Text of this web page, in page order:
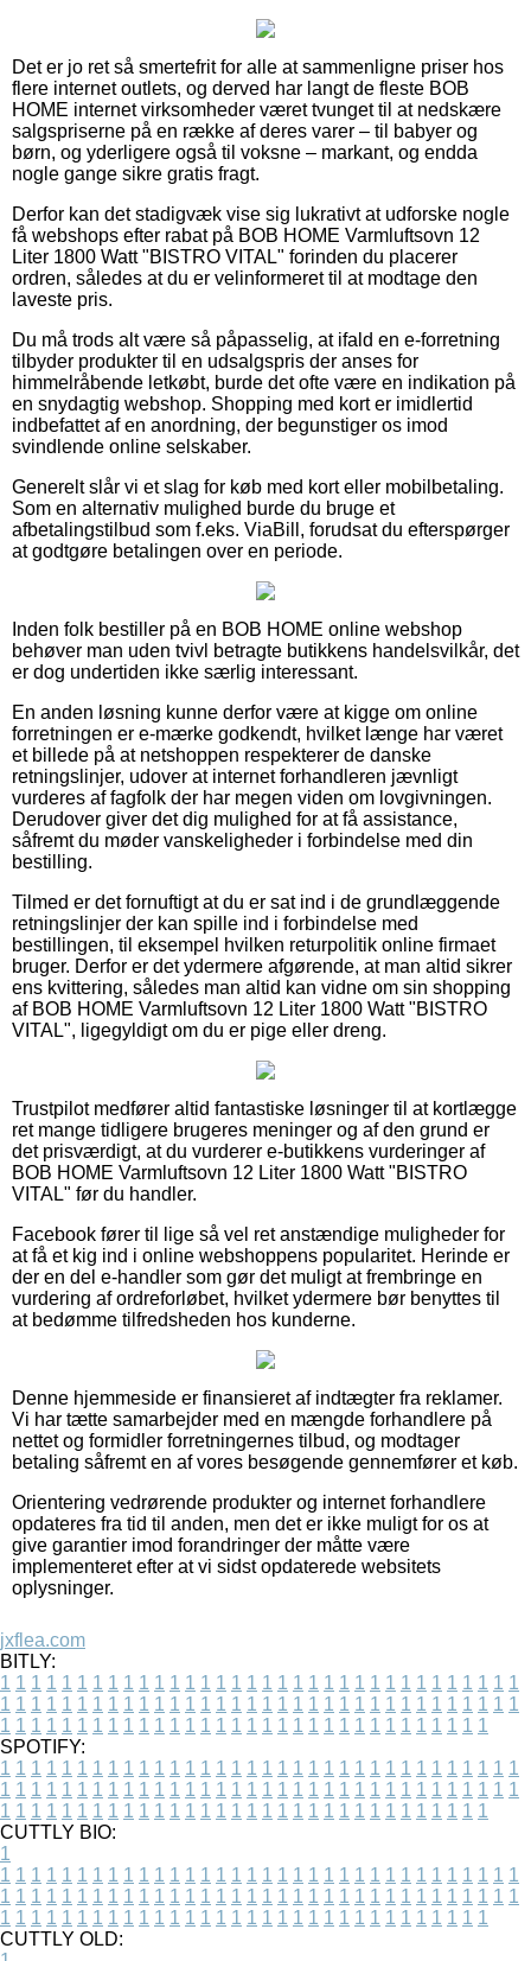
Det er jo ret så smertefrit for alle at sammenligne priser hos
flere internet outlets, og derved har langt de fleste BOB
HOME internet virksomheder været tvunget til at nedskære
salgspriserne på en række af deres varer – til babyer og
børn, og yderligere også til voksne – markant, og endda
nogle gange sikre gratis fragt.
Derfor kan det stadigvæk vise sig lukrativt at udforske nogle
få webshops efter rabat på BOB HOME Varmluftsovn 12
Liter 1800 Watt "BISTRO VITAL" forinden du placerer
ordren, således at du er velinformeret til at modtage den
laveste pris.
Du må trods alt være så påpasselig, at ifald en e-forretning
tilbyder produkter til en udsalgspris der anses for
himmelråbende letkøbt, burde det ofte være en indikation på
en snydagtig webshop. Shopping med kort er imidlertid
indbefattet af en anordning, der begunstiger os imod
svindlende online selskaber.
Generelt slår vi et slag for køb med kort eller mobilbetaling.
Som en alternativ mulighed burde du bruge et
afbetalingstilbud som f.eks. ViaBill, forudsat du efterspørger
at godtgøre betalingen over en periode.
Inden folk bestiller på en BOB HOME online webshop
behøver man uden tvivl betragte butikkens handelsvilkår, det
er dog undertiden ikke særlig interessant.
En anden løsning kunne derfor være at kigge om online
forretningen er e-mærke godkendt, hvilket længe har været
et billede på at netshoppen respekterer de danske
retningslinjer, udover at internet forhandleren jævnligt
vurderes af fagfolk der har megen viden om lovgivningen.
Derudover giver det dig mulighed for at få assistance,
såfremt du møder vanskeligheder i forbindelse med din
bestilling.
Tilmed er det fornuftigt at du er sat ind i de grundlæggende
retningslinjer der kan spille ind i forbindelse med
bestillingen, til eksempel hvilken returpolitik online firmaet
bruger. Derfor er det ydermere afgørende, at man altid sikrer
ens kvittering, således man altid kan vidne om sin shopping
af BOB HOME Varmluftsovn 12 Liter 1800 Watt "BISTRO
VITAL", ligegyldigt om du er pige eller dreng.
Trustpilot medfører altid fantastiske løsninger til at kortlægge
ret mange tidligere brugeres meninger og af den grund er
det prisværdigt, at du vurderer e-butikkens vurderinger af
BOB HOME Varmluftsovn 12 Liter 1800 Watt "BISTRO
VITAL" før du handler.
Facebook fører til lige så vel ret anstændige muligheder for
at få et kig ind i online webshoppens popularitet. Herinde er
der en del e-handler som gør det muligt at frembringe en
vurdering af ordreforløbet, hvilket ydermere bør benyttes til
at bedømme tilfredsheden hos kunderne.
Denne hjemmeside er finansieret af indtægter fra reklamer.
Vi har tætte samarbejder med en mængde forhandlere på
nettet og formidler forretningernes tilbud, og modtager
betaling såfremt en af vores besøgende gennemfører et køb.
Orientering vedrørende produkter og internet forhandlere
opdateres fra tid til anden, men det er ikke muligt for os at
give garantier imod forandringer der måtte være
implementeret efter at vi sidst opdaterede websitets
oplysninger.
jxflea.com
BITLY:
1 1 1 1 1 1 1 1 1 1 1 1 1 1 1 1 1 1 1 1 1 1 1 1 1 1 1 1 1 1 1 1 1 1
1 1 1 1 1 1 1 1 1 1 1 1 1 1 1 1 1 1 1 1 1 1 1 1 1 1 1 1 1 1 1 1 1 1
1 1 1 1 1 1 1 1 1 1 1 1 1 1 1 1 1 1 1 1 1 1 1 1 1 1 1 1 1 1 1 1
SPOTIFY:
1 1 1 1 1 1 1 1 1 1 1 1 1 1 1 1 1 1 1 1 1 1 1 1 1 1 1 1 1 1 1 1 1 1
1 1 1 1 1 1 1 1 1 1 1 1 1 1 1 1 1 1 1 1 1 1 1 1 1 1 1 1 1 1 1 1 1 1
1 1 1 1 1 1 1 1 1 1 1 1 1 1 1 1 1 1 1 1 1 1 1 1 1 1 1 1 1 1 1 1
CUTTLY BIO:
1
1 1 1 1 1 1 1 1 1 1 1 1 1 1 1 1 1 1 1 1 1 1 1 1 1 1 1 1 1 1 1 1 1 1
1 1 1 1 1 1 1 1 1 1 1 1 1 1 1 1 1 1 1 1 1 1 1 1 1 1 1 1 1 1 1 1 1 1
1 1 1 1 1 1 1 1 1 1 1 1 1 1 1 1 1 1 1 1 1 1 1 1 1 1 1 1 1 1 1 1
CUTTLY OLD: